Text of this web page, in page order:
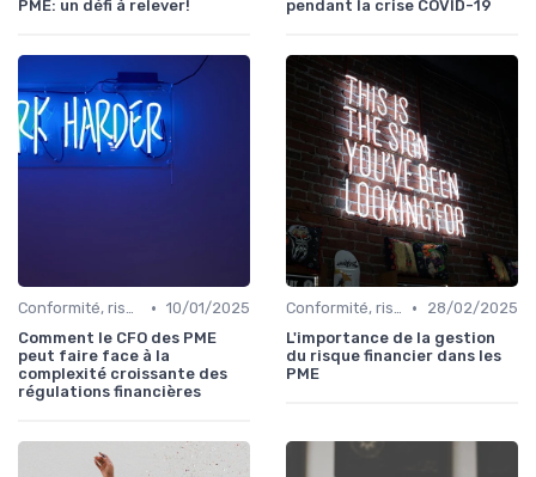
PME: un défi à relever!
pendant la crise COVID-19
Conformité, risques & réglementation • 10/01/2025
Comment le CFO des PME
peut faire face à la
complexité croissante des
régulations financières
Conformité, risques & réglementation •
28/02/2025
L'importance de la gestion
du risque financier dans les
PME